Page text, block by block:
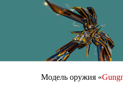
Модель оружия «